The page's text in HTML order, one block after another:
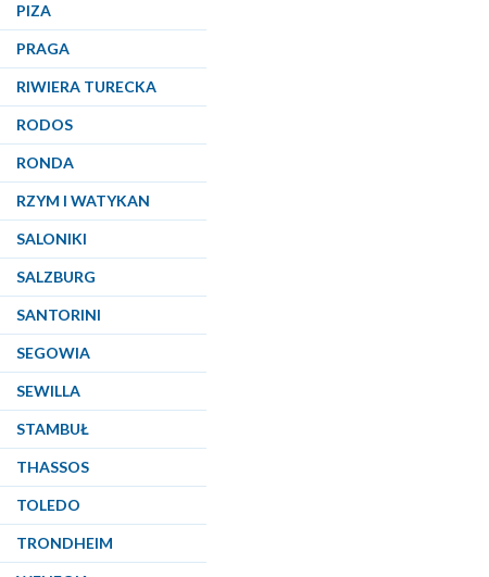
PIZA
PRAGA
RIWIERA TURECKA
RODOS
RONDA
RZYM I WATYKAN
SALONIKI
SALZBURG
SANTORINI
SEGOWIA
SEWILLA
STAMBUŁ
THASSOS
TOLEDO
TRONDHEIM